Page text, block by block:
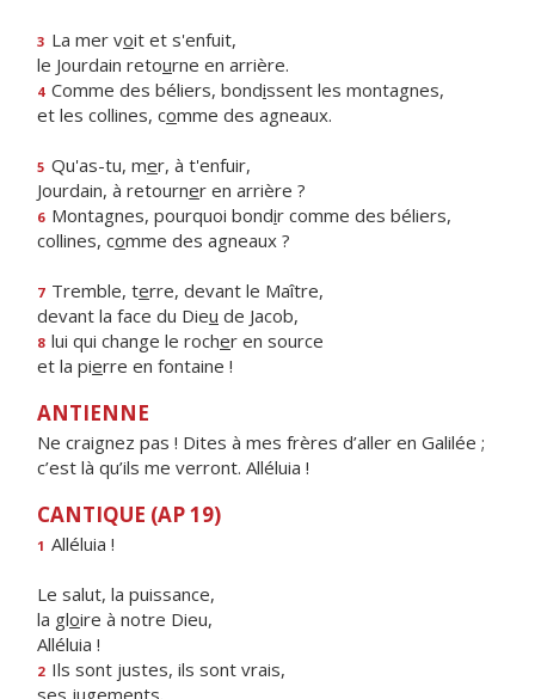
3 La mer voit et s'enfuit,
le Jourdain retourne en arrière.
4 Comme des béliers, bondissent les montagnes,
et les collines, comme des agneaux.
5 Qu'as-tu, mer, à t'enfuir,
Jourdain, à retourner en arrière ?
6 Montagnes, pourquoi bondir comme des béliers,
collines, comme des agneaux ?
7 Tremble, terre, devant le Maître,
devant la face du Dieu de Jacob,
8 lui qui change le rocher en source
et la pierre en fontaine !
ANTIENNE
Ne craignez pas ! Dites à mes frères d’aller en Galilée ;
c’est là qu’ils me verront. Alléluia !
CANTIQUE (AP 19)
1 Alléluia !
Le salut, la puissance,
la gloire à notre Dieu,
Alléluia !
2 Ils sont justes, ils sont vrais,
ses jugements.